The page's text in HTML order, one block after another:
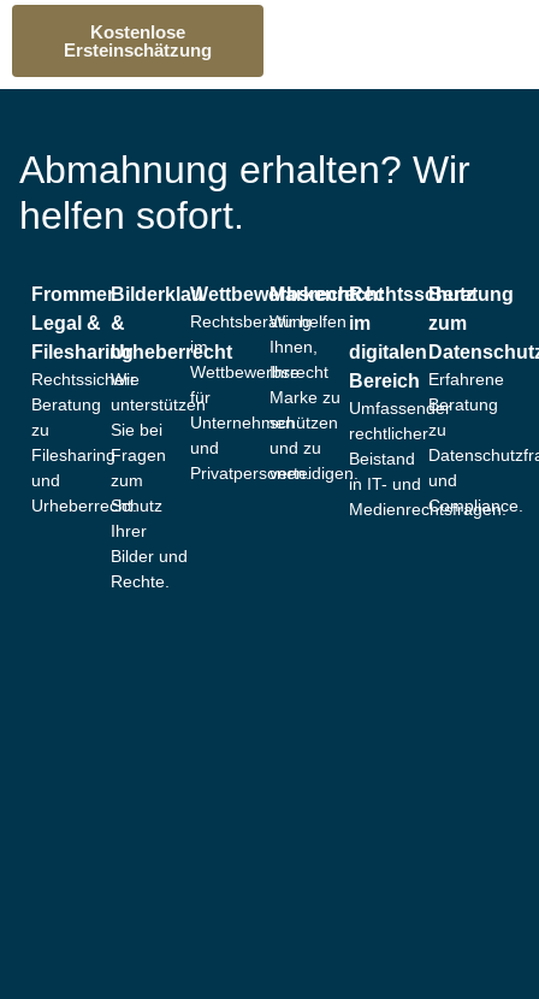
Kostenlose
Ersteinschätzung
Abmahnung erhalten? Wir
helfen sofort.
Frommer
Legal &
Filesharing
Rechtssichere
Beratung
zu
Filesharing
und
Urheberrecht.
Bilderklau
&
Urheberrecht
Wir
unterstützen
Sie bei
Fragen
zum
Schutz
Ihrer
Bilder und
Rechte.
Wettbewerbsrecht
Rechtsberatung
im
Wettbewerbsrecht
für
Unternehmen
und
Privatpersonen.
Markenrecht
Wir helfen
Ihnen,
Ihre
Marke zu
schützen
und zu
verteidigen.
Rechtsschutz
im
digitalen
Bereich
Umfassender
rechtlicher
Beistand
in IT- und
Medienrechtsfragen.
Beratung
zum
Erfahrene
Beratung
zu
und
Compliance.